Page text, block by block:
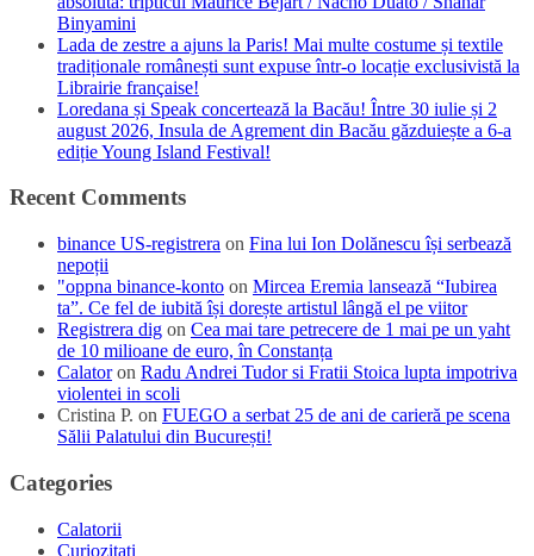
Binyamini
Lada de zestre a ajuns la Paris! Mai multe costume și textile
tradiționale românești sunt expuse într-o locație exclusivistă la
Librairie française!
Loredana și Speak concertează la Bacău! Între 30 iulie și 2
august 2026, Insula de Agrement din Bacău găzduiește a 6-a
ediție Young Island Festival!
Recent Comments
binance US-registrera on Fina lui Ion Dolănescu își serbează
nepoții
"oppna binance-konto on Mircea Eremia lansează “Iubirea
ta”. Ce fel de iubită își dorește artistul lângă el pe viitor
Registrera dig on Cea mai tare petrecere de 1 mai pe un yaht
de 10 milioane de euro, în Constanța
Calatoron Radu Andrei Tudor si Fratii Stoica lupta impotriva
violentei in scoli
Cristina P. on FUEGO a serbat 25 de ani de carieră pe scena
Sălii Palatului din București!
Categories
Calatorii
Curiozitati